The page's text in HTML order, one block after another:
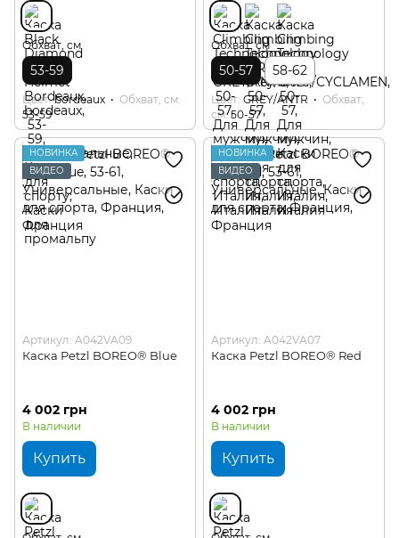
Обхват, см
53-59
Цвет bordeaux
Обхват, см
53-59
Обхват, см
50-57 58-62
Цвет GREY/ANTR
Обхват,
см 50-57
НОВИНКА
ВИДЕО
Артикул: A042VA09
Каска Petzl BOREO® Blue
4 002 грн
В наличии
Купить
НОВИНКА
ВИДЕО
Артикул: A042VA07
Каска Petzl BOREO® Red
4 002 грн
В наличии
Купить